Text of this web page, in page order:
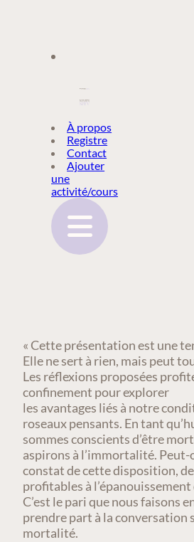
REGISTRE
CONTACT
À propos
Registre
Contact
Ajouter
une
activité/cours
« Cette présentation est une
Elle ne sert à rien, mais peut
Les réflexions proposées
confinement pour explorer
les avantages liés à notre
roseaux pensants. En tant
sommes conscients d’être
aspirons à l’immortalité. Peut-
constat de cette disposition,
profitables à
C’est le pari que nous faisons
prendre part à la conversation
mortalité.